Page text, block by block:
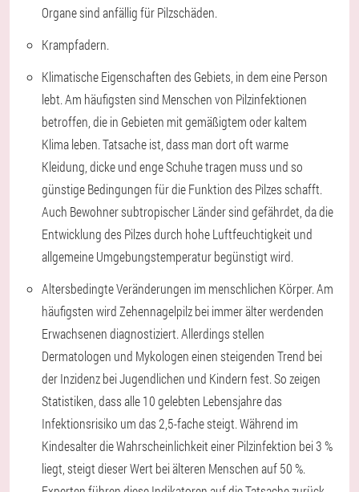
Organe sind anfällig für Pilzschäden.
Krampfadern.
Klimatische Eigenschaften des Gebiets, in dem eine Person
lebt. Am häufigsten sind Menschen von Pilzinfektionen
betroffen, die in Gebieten mit gemäßigtem oder kaltem
Klima leben. Tatsache ist, dass man dort oft warme
Kleidung, dicke und enge Schuhe tragen muss und so
günstige Bedingungen für die Funktion des Pilzes schafft.
Auch Bewohner subtropischer Länder sind gefährdet, da die
Entwicklung des Pilzes durch hohe Luftfeuchtigkeit und
allgemeine Umgebungstemperatur begünstigt wird.
Altersbedingte Veränderungen im menschlichen Körper. Am
häufigsten wird Zehennagelpilz bei immer älter werdenden
Erwachsenen diagnostiziert. Allerdings stellen
Dermatologen und Mykologen einen steigenden Trend bei
der Inzidenz bei Jugendlichen und Kindern fest. So zeigen
Statistiken, dass alle 10 gelebten Lebensjahre das
Infektionsrisiko um das 2,5-fache steigt. Während im
Kindesalter die Wahrscheinlichkeit einer Pilzinfektion bei 3 %
liegt, steigt dieser Wert bei älteren Menschen auf 50 %.